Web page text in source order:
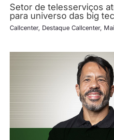
Setor de telesserviços
para universo das big
Callcenter, Destaque Callcenter,